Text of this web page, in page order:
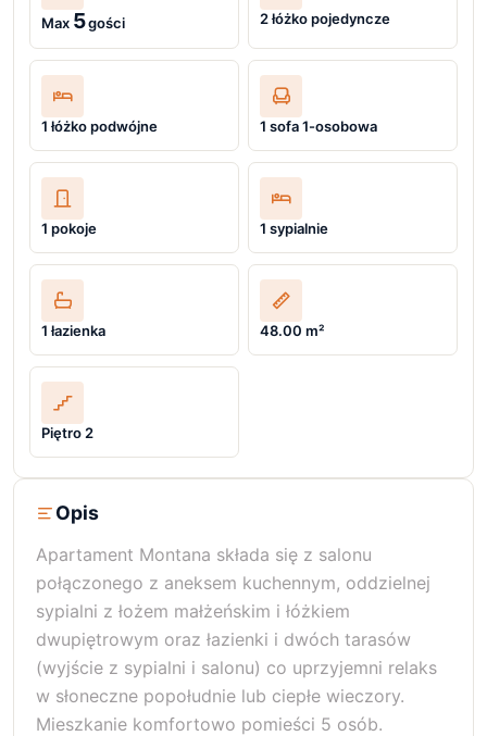
Max 5gości 2 łóżko pojedyncze
1 łóżko podwójne 1 sofa 1-osobowa
1 pokoje 1 sypialnie
1 łazienka 48.00 m²
Piętro 2
Opis
Apartament Montana składa się z salonu
połączonego z aneksem kuchennym, oddzielnej
sypialni z łożem małżeńskim i łóżkiem
dwupiętrowym oraz łazienki i dwóch tarasów
(wyjście z sypialni i salonu) co uprzyjemni relaks
w słoneczne popołudnie lub ciepłe wieczory.
Mieszkanie komfortowo pomieści 5 osób.